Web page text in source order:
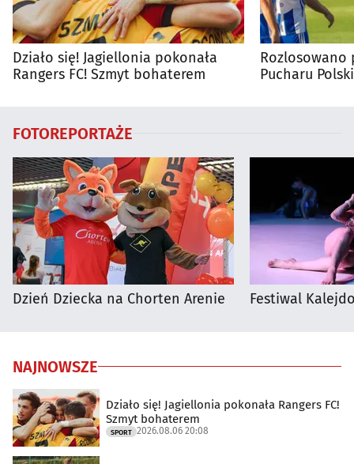
Działo się! Jagiellonia pokonała
Rangers FC! Szmyt bohaterem
Rozlosowano
Pucharu Polski
FOTOREPORTAŻE
Dzień Dziecka na Chorten Arenie Festiwal
NAJNOWSZE
Działo się! Jagiellonia pokonała Rangers FC!
Szmyt bohaterem
SPORT 2026.08.06 20:08